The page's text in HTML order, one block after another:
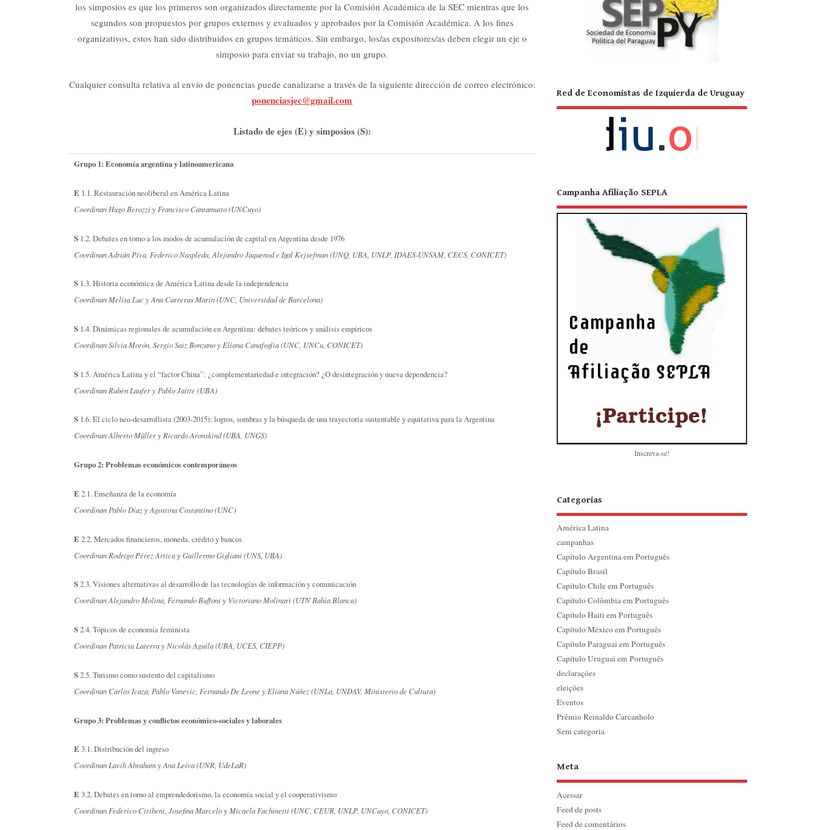
los simposios es que los primeros son organizados directamente por la Comisión Académica de la SEC mientras que los
segundos son propuestos por grupos externos y evaluados y aprobados por la Comisión Académica. A los fines
organizativos, estos han sido distribuidos en grupos temáticos. Sin embargo, los/as expositores/as deben elegir un eje o
simposio para enviar su trabajo, no un grupo.
Cualquier consulta relativa al envío de ponencias puede canalizarse a través de la siguiente dirección de correo electrónico:
ponenciasjec@gmail.com
Listado de ejes (E) y simposios (S):
Grupo 1: Economía argentina y latinoamericana
E 1.1. Restauración neoliberal en América Latina
Coordinan Hugo Berozzi y Francisco Cantamutto (UNCuyo)
S 1.2. Debates en torno a los modos de acumulación de capital en Argentina desde 1976
Coordinan Adrián Piva, Federico Naspleda, Alejandro Jaquenod e Igal Kejsefman (UNQ, UBA, UNLP, IDAES-UNSAM, CECS, CONICET)
S 1.3. Historia económica de América Latina desde la independencia
Coordinan Melisa Luc y Ana Carreras Marín (UNC, Universidad de Barcelona)
S 1.4. Dinámicas regionales de acumulación en Argentina: debates teóricos y análisis empíricos
Coordinan Silvia Morón, Sergio Saiz Bonzano y Eliana Canafoglia (UNC, UNCu, CONICET)
S 1.5. América Latina y el “factor China”: ¿complementariedad e integración? ¿O desintegración y nueva dependencia?
Coordinan Rubén Laufer y Pablo Jaitte (UBA)
S 1.6. El ciclo neo-desarrollista (2003-2015): logros, sombras y la búsqueda de una trayectoria sustentable y equitativa para la Argentina
Coordinan Alberto Müller y Ricardo Aronskind (UBA, UNGS)
Grupo 2: Problemas económicos contemporáneos
E 2.1. Enseñanza de la economía
Coordinan Pablo Díaz y Agostina Costantino (UNC)
E 2.2. Mercados financieros, moneda, crédito y bancos
Coordinan Rodrigo Pérez Artica y Guillermo Gigliani (UNS, UBA)
S2.3. Visiones alternativas al desarrollo de las tecnologías de información y comunicación
Coordinan Alejandro Molina, Fernando Buffoni y Victoriano Molinari (UTN Bahía Blanca)
S2.4. Tópicos de economía feminista
Coordinan Patricia Laterra y Nicolás Águila (UBA, UCES, CIEPP)
S2.5. Turismo como sustento del capitalismo
Coordinan Carlos Icaza, Pablo Vanevic, Fernando De Leone y Eliana Núñez (UNLa, UNDAV, Ministerio de Cultura)
Grupo 3: Problemas y conflictos económico-sociales y laborales
E 3.1. Distribución del ingreso
Coordinan Lavih Abraham y Ana Leiva (UNR, UdeLaR)
E 3.2. Debates en torno al emprendedorismo, la economía social y el cooperativismo
Coordinan Federico Ciribeni, Josefina Marcelo y Micaela Fachinetti (UNC, CEUR, UNLP, UNCuyo, CONICET)
Red de Economistas de Izquierda de Uruguay
Campanha Afiliação SEPLA
Inscreva-se!
Categorias
América Latina
campanhas
Capítulo Argentina em Português
Capítulo Brasil
Capítulo Chile em Português
Capítulo Colômbia em Português
Capítulo Haiti em Português
Capítulo México em Português
Capítulo Paraguai em Português
Capítulo Uruguai em Português
declarações
eleições
Eventos
Prêmio Reinaldo Carcanholo
Sem categoria
Meta
Acessar
Feed de posts
Feed de comentários